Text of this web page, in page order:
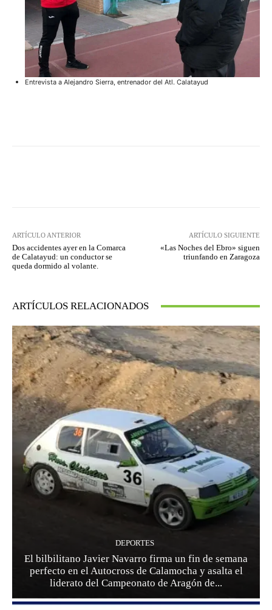
Entrevista a Alejandro Sierra, entrenador del Atl. Calatayud
ARTÍCULO ANTERIOR
Dos accidentes ayer en la Comarca
de Calatayud: un conductor se
queda dormido al volante.
ARTÍCULO SIGUIENTE
«Las Noches del Ebro» siguen
triunfando en Zaragoza
ARTÍCULOS RELACIONADOS
DEPORTES
El bilbilitano Javier Navarro firma un fin de semana
perfecto en el Autocross de Calamocha y asalta el
liderato del Campeonato de Aragón de...